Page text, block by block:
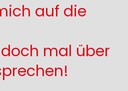
auf die
mal über